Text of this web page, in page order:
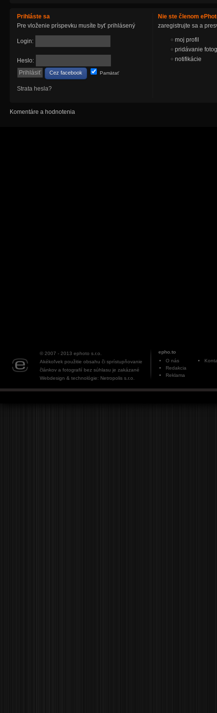
Prihláste sa
Pre vloženie príspevku musíte byť prihlásený
Login:
Heslo:
Cez facebook Pamätať
Strata hesla?
Nie ste členom
zaregistrujte sa a
moj profil
pridávanie
notifikácie
Komentáre a hodnotenia
© 2007 - 2013 ephoto s.r.o.
Akékoľvek použitie obsahu či sprístupňovanie
článkov a fotografií bez súhlasu je zakázané
Webdesign & technológie: Netropolis s.r.o.
epho.to
O nás
Redakcia
Reklama